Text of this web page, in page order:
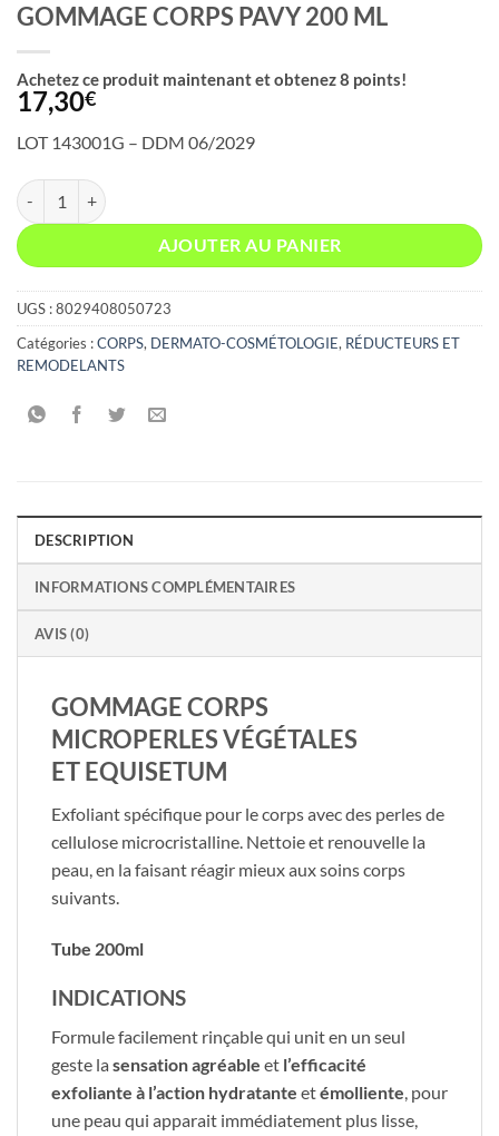
GOMMAGE CORPS PAVY 200 ML
Achetez ce produit maintenant et obtenez8 points!
17,30€
LOT 143001G – DDM 06/2029
quantité de GOMMAGE CORPS PAVY 200 ML
AJOUTER AU PANIER
UGS :8029408050723
Catégories :CORPS, DERMATO-COSMÉTOLOGIE, RÉDUCTEURS ET
REMODELANTS
DESCRIPTION
INFORMATIONS COMPLÉMENTAIRES
AVIS (0)
GOMMAGE CORPS
MICROPERLES VÉGÉTALES
ET EQUISETUM
​Exfoliant spécifique pour le corps avec des perles de
cellulose microcristalline. Nettoie et renouvelle la
peau, en la faisant réagir mieux aux soins corps
suivants.
Tube 200ml
INDICATIONS
Formule facilement rinçable qui unit en un seul
geste la sensation agréable et l’efficacité
exfoliante à l’action hydratante etémolliente, pour
une peau qui apparait immédiatement plus lisse,